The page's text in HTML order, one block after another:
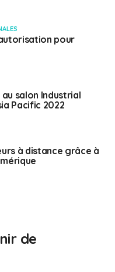
pour
salon Industrial
Pacific 2022
à distance grâce à
de